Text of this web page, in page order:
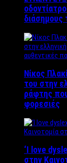
διάσημους
Νίκος
του στην
ράφτης
φορεσιές
‘Ι love
στην